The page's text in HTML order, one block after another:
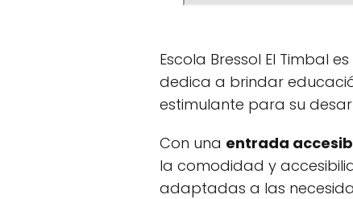
Escola Bressol El Timbal
dedica a brindar
estimulante para su
Con una entrada
la comodidad y
adaptadas a las